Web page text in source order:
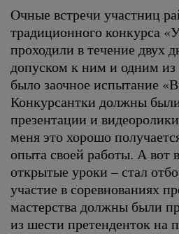
Очные встречи участниц
традиционного конкурса
проходили в течение двух
допуском к ним и одним из
было заочное испытание
Конкурсантки должны
презентации и
меня это хорошо
опыта своей работы. А вот
открытые уроки – стал
участие в соревнованиях
мастерства должны были
из шести претенденток на